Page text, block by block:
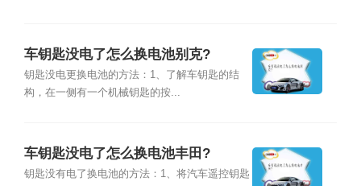
车钥匙没电了怎么换电池别克?
钥匙没电更换电池的方法：1、了解车钥匙的结
构，在一侧有一个机械钥匙的按...
车钥匙没电了怎么换电池丰田?
钥匙没有电了换电池的方法：1、将汽车遥控钥匙